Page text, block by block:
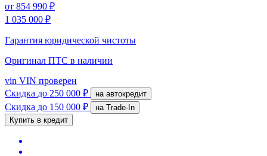
от 854 990 ₽
1 035 000 ₽
Гарантия юридической чистоты
Оригинал ПТС в наличии
vin VIN проверен
Скидка до 250 000 ₽ на автокредит
Скидка до 150 000 ₽
на Trade-In
Купить в кредит